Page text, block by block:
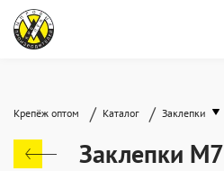
Крепёж оптом / Каталог / Заклепки
Заклепки М7